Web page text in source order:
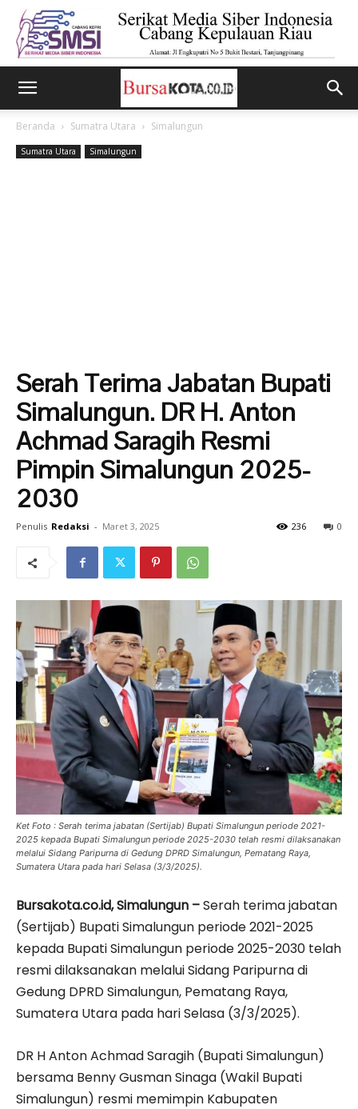
Beranda Sumatra Utara Simalungun
Sumatra Utara Simalungun
Serah Terima Jabatan Bupati
Simalungun. DR H. Anton
Achmad Saragih Resmi
Pimpin Simalungun 2025-
2030
Penulis Redaksi - Maret 3, 2025 0
236
Ket Foto : Serah terima jabatan (Sertijab) Bupati Simalungun periode 2021-
2025 kepada Bupati Simalungun periode 2025-2030 telah resmi dilaksanakan
melalui Sidang Paripurna di Gedung DPRD Simalungun, Pematang Raya,
Sumatera Utara pada hari Selasa (3/3/2025).
Bursakota.co.id, Simalungun –Serah terima jabatan
(Sertijab) Bupati Simalungun periode 2021-2025
kepada Bupati Simalungun periode 2025-2030 telah
resmi dilaksanakan melalui Sidang Paripurna di
Gedung DPRD Simalungun, Pematang Raya,
Sumatera Utara pada hari Selasa (3/3/2025).
DR H Anton Achmad Saragih (Bupati Simalungun)
bersama Benny Gusman Sinaga (Wakil Bupati
Simalungun) resmi memimpin Kabupaten